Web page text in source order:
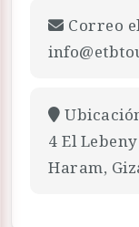
Correo
4 El
Haram,